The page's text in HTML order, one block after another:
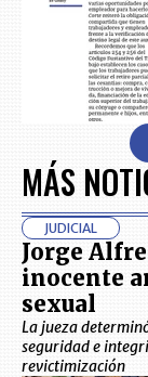
MÁS
JUDICIAL
Jorge
inocente
sexual
La jueza
seguridad e
revictimización